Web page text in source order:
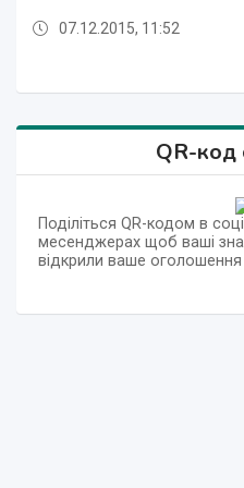
07.12.2015, 11:52
QR-код
Поділіться QR-кодом в
месенджерах щоб ваші
відкрили ваше